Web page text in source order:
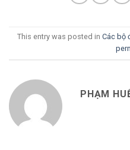
This entry was posted in Các bộ
PHẠM